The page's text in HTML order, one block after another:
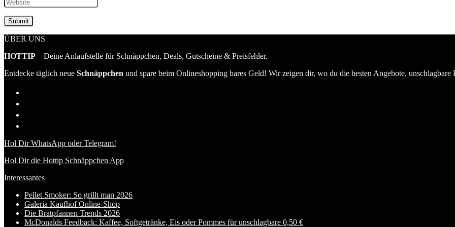
ÜBER UNS
HOTTIP – Deine Anlaufstelle für Schnäppchen, Deals, Gutscheine & Preisfehler.
Entdecke täglich neue Schnäppchen und spare beim Onlineshopping bares Geld! Wir zeigen dir, wo du die besten Angebote, unschlagbare
Hol Dir WhatsApp oder Telegram!
Hol Dir die Hottip Schnäppchen App
Interessantes
Pellet Smoker: So grillt man 2026
Galeria Kaufhof Online-Shop
Die Bratpfannen Trends 2026
McDonalds Feedback: Kaffee, Softgetränke, Eis oder Pommes für unschlagbare 0,50 €